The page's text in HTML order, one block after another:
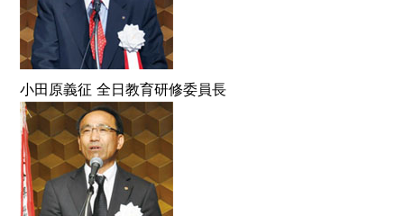
小田原義征 全日教育研修委員長